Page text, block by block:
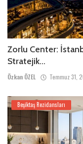
Zorlu Center:
Stratejik...
Özkan ÖZEL Temmuz 31,
Beşiktaş Rezidansları